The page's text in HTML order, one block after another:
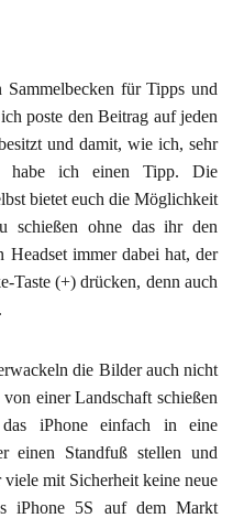
für Tipps und
poste den Beitrag auf jeden
und damit, wie ich, sehr
habe ich einen Tipp. Die
bietet euch die Möglichkeit
schießen ohne das ihr den
Headset immer dabei hat, der
Taste (+) drücken, denn auch
die Bilder auch nicht
einer Landschaft schießen
iPhone einfach in eine
einen Standfuß stellen und
mit Sicherheit keine neue
iPhone 5S auf dem Markt